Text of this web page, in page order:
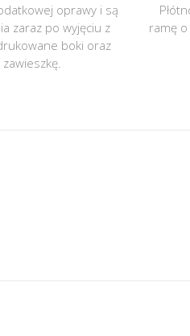
oprawy i są
zaraz po wyjęciu z
boki oraz
ramę